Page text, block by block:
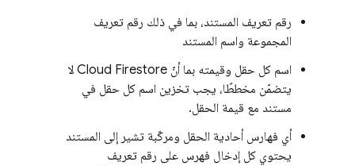
رقم تعريف المستند، بما في ذلك رقم تعريف
المجموعة واسم المستند
اسم كل حقل وقيمته بما أنّ Cloud Firestore لا
يتضمّن مخططًا، يجب تخزين اسم كل حقل في
مستند مع قيمة الحقل.
أي فهارس أحادية الحقل ومركّبة تشير إلى المستند
يحتوي كل إدخال فهرس على رقم تعريف